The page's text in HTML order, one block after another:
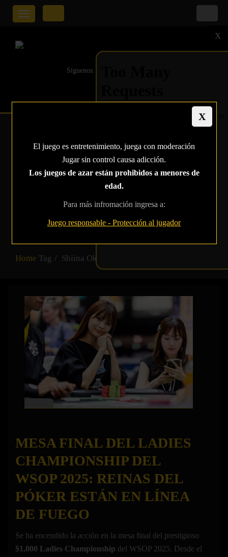
X
El juego es entretenimiento, juega con moderación
Jugar sin control causa adicción.
Los juegos de azar están prohibidos a menores de
edad.
Para más infromación ingresa a:
Juego responsable - Protección al jugador
Síguenos:
Toggle
navigation
MESA FINAL DEL
LADIES
CHAMPIONSHIP DEL
WSOP 2025: REINAS
DEL PÓKER ESTÁN
Home Tag Shiina Okamoto
MESA FINAL DEL LADIES
CHAMPIONSHIP DEL
WSOP 2025: REINAS DEL
PÓKER ESTÁN EN LÍNEA
DE FUEGO
Se ha encendido la acción en la mesa final del prestigioso
$1,000 Ladies Championship del WSOP 2025. Desde el